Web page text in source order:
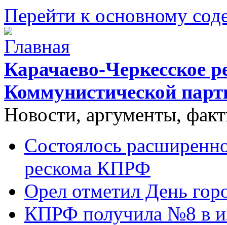
Перейти к основному
Карачаево-Черкесское
Коммунистической
Новости, аргументы,
Состоялось
рескома КПРФ
Орел отметил День
КПРФ получила №8 в